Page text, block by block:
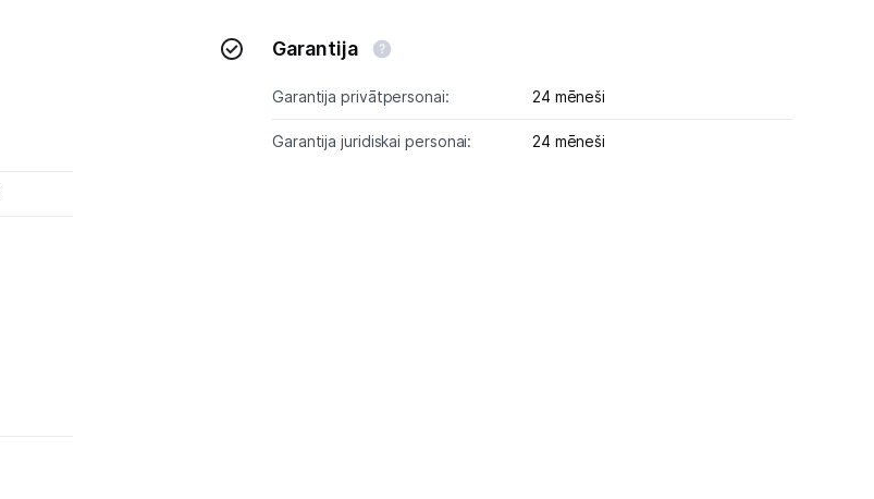
Garantija
Garantija privātpersonai: 24 mēneši
Garantija juridiskai personai: 24 mēneši